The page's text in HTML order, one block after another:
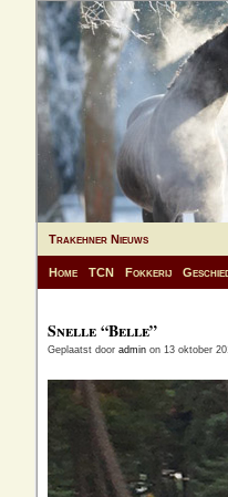
Trakehner Nieuws
Home TCN Fokkerij
Snelle “Belle”
Geplaatst door admin on 13 oktober